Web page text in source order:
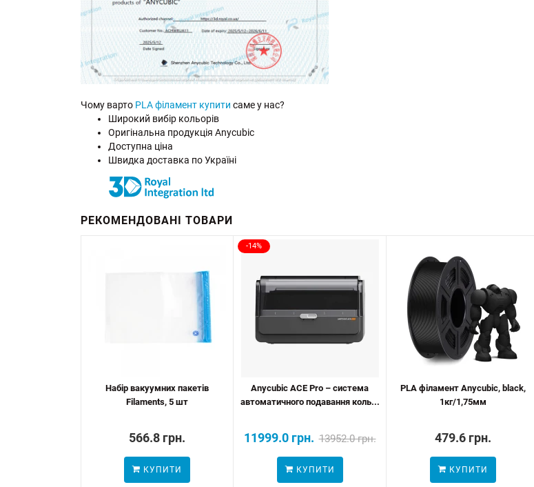
Чому варто PLA філамент купити саме у нас?
Широкий вибір кольорів
Оригінальна продукція Anycubic
Доступна ціна
Швидка доставка по Україні
РЕКОМЕНДОВАНІ ТОВАРИ
Набір вакуумних пакетів
Filaments, 5 шт
566.8 грн.
КУПИТИ
-14%
Anycubic ACE Pro – система
автоматичного подавання коль...
11999.0 грн. 13952.0 грн.
КУПИТИ
PLA філамент Anycubic, black,
1кг/1,75мм
479.6 грн.
КУПИТИ